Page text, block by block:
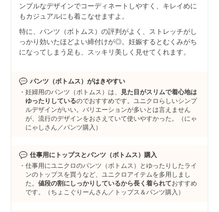
ンプルなデザインでコーディネートしやすく、キレイめに
もカジュアルにも着こなせますよ。
特に、パンツ（ボトムス）の評判がよく、ストレッチがし
っかり効いたほどよい締付けが◎。妊娠するとむくみがち
になってしまう足も、スッキリ美しく見せてくれます。
パンツ（ボトムス）がはきやすい
妊婦用のパンツ（ボトムス）は、
見た目がスリムで着心地は
ゆったりしているのでおすすめです。ユニクロらしいシンプ
ルデザインがいい。バリエーションが多いとは言えません
が、流行のデザインをおさえていて使いやすかった。（にゃ
にゃしさん／パンツ購入）
仕事用にトップスとパンツ（ボトムス）購入
仕事用にユニクロのパンツ（ボトムス）とゆったりしたライ
ンのトップスを買うなど、ユニクロアイテムを多用しまし
た。値段の割にしっかりしているから長く着られておすすめ
です。（ちょこぐりーんさん／トップス＆パンツ購入）